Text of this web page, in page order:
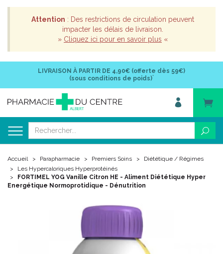
Attention : Des restrictions de circulation peuvent
impacter les délais de livraison.
» Cliquez ici pour en savoir plus «
LIVRAISON À PARTIR DE 4,90€ (offerte dès 59€)
(sous conditions de poids)*
Accueil Parapharmacie Premiers Soins
Diététique / Régimes
Les Hypercaloriques Hyperprotéinés
FORTIMEL YOG Vanille Citron HE - Aliment Diététique Hyper
Energétique Normoprotidique - Dénutrition